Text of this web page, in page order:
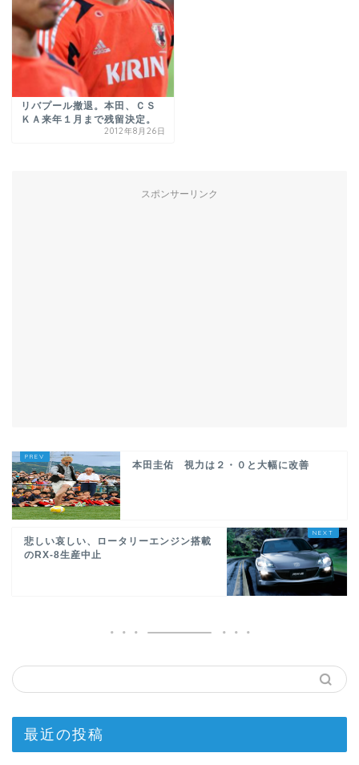
リバプール撤退。本田、ＣＳ
ＫＡ来年１月まで残留決定。
2012年8月26日
スポンサーリンク
本田圭佑 視力は２・０と大幅に改善
悲しい哀しい、ロータリーエンジン搭載
のRX-8生産中止
最近の投稿